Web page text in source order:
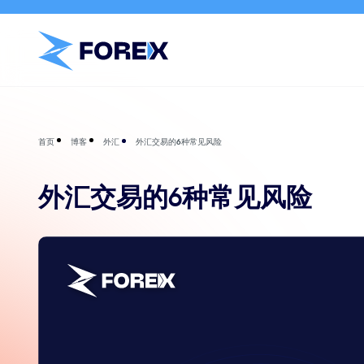
首页 博客 外汇 外汇交易的6种常见风险
外汇交易的6种常见风险